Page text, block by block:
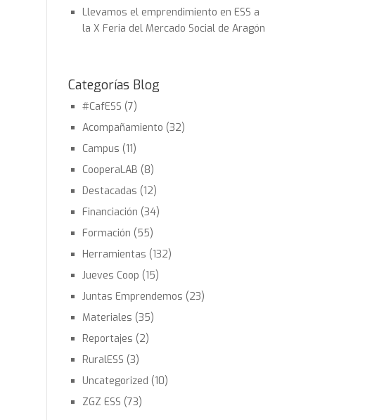
Llevamos el emprendimiento en ESS a
la X Feria del Mercado Social de Aragón
Categorías Blog
#CafESS (7)
Acompañamiento (32)
Campus (11)
CooperaLAB (8)
Destacadas (12)
Financiación (34)
Formación (55)
Herramientas (132)
Jueves Coop (15)
Juntas Emprendemos (23)
Materiales (35)
Reportajes (2)
RuralESS (3)
Uncategorized (10)
ZGZ ESS (73)